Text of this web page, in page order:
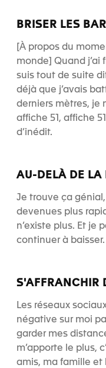
BRISER LES
[À propos du
monde] Quand j’ai
suis tout de suite
déjà que j’avais
derniers mètres, je
affiche 51, affiche
d’inédit.
AU-DELÀ DE LA
Je trouve ça
devenues plus
n’existe plus. Et je
continuer à baisser.
S'AFFRANCHIR
Les réseaux
négative sur moi
garder mes
m’apporte le plus,
amis, ma famille et